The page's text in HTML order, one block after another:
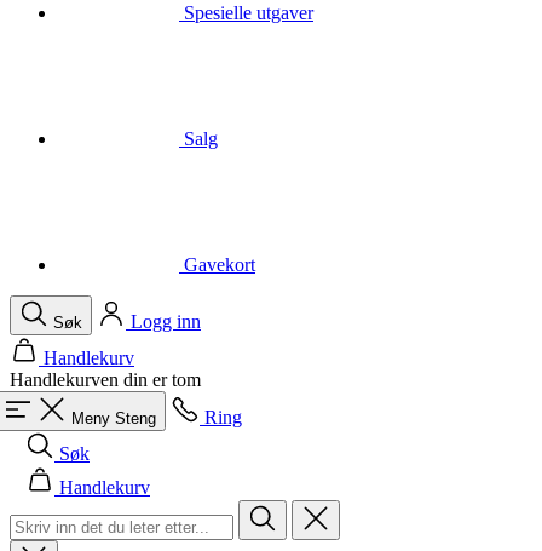
Handlekurven din er tom
Meny Steng
Søk
Handlekurv
Menn
Alle i kategorien Menn